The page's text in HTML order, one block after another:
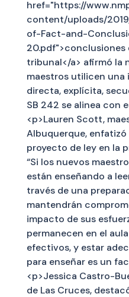
href="https://
content/uploads/
of-Fact-and-
20.pdf">conclusiones
tribunal</a> afirmó la
maestros utilicen
directa, explícita,
SB 242 se alinea con
<p>Lauren Scott,
Albuquerque,
proyecto de ley en la
“Si los nuevos
están enseñando a
través de una
mantendrán
impacto de sus
permanecen en el
efectivos, y estar
para enseñar es un
<p>Jessica Castro-
de Las Cruces,